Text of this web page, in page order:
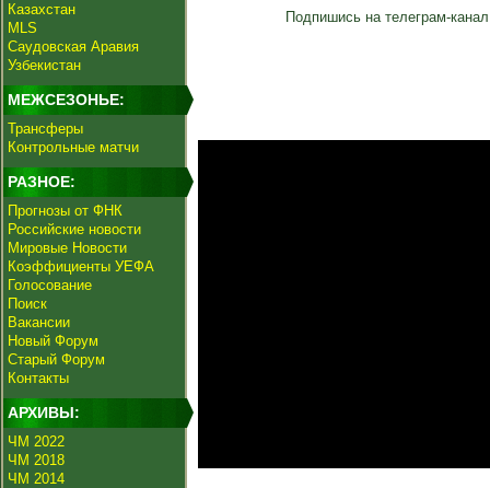
Казахстан
MLS
Саудовская Аравия
Узбекистан
МЕЖСЕЗОНЬЕ:
Трансферы
Контрольные матчи
РАЗНОЕ:
Прогнозы от ФНК
Российские новости
Мировые Новости
Коэффициенты УЕФА
Голосование
Поиск
Вакансии
Новый Форум
Старый Форум
Контакты
АРХИВЫ:
ЧМ 2022
ЧМ 2018
ЧМ 2014
Подпишись на телеграм-